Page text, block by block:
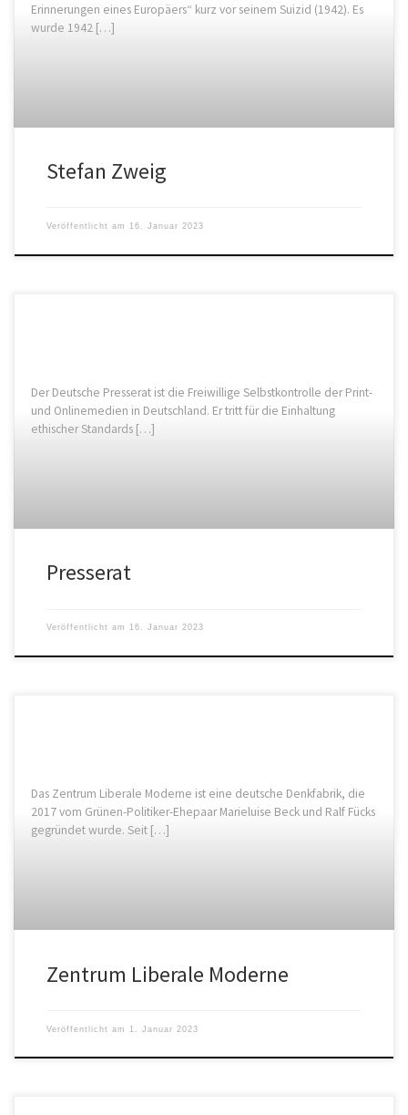
Erinnerungen eines Europäers“ kurz vor seinem Suizid (1942). Es
wurde 1942 […]
Stefan Zweig
Veröffentlicht am 16. Januar 2023
Der Deutsche Presserat ist die Freiwillige Selbstkontrolle der Print-
und Onlinemedien in Deutschland. Er tritt für die Einhaltung
ethischer Standards […]
Presserat
Veröffentlicht am 16. Januar 2023
Das Zentrum Liberale Moderne ist eine deutsche Denkfabrik, die
2017 vom Grünen-Politiker-Ehepaar Marieluise Beck und Ralf Fücks
gegründet wurde. Seit […]
Zentrum Liberale Moderne
Veröffentlicht am 1. Januar 2023